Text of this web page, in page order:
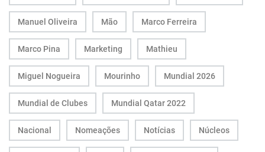
Manuel Oliveira Mão Marco Ferreira
Marco Pina Marketing Mathieu
Miguel Nogueira Mourinho Mundial 2026
Mundial de Clubes Mundial Qatar 2022
Nacional Nomeações Notícias Núcleos